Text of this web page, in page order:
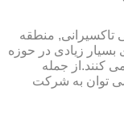
تاکسیرانی, منطقه
زیادی در حوزه
کنند.از جمله
توان به شرکت